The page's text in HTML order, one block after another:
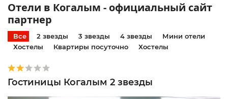
Отели в Когалым - официальный сайт
партнер
Все 2 звезды 3 звезды 4 звезды
Мини отели
Хостелы
Квартиры посуточно Хостелы
Гостиницы Когалым 2 звезды